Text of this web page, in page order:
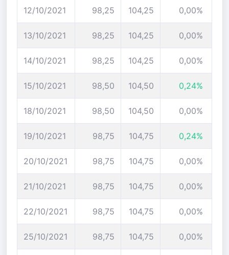
12/10/2021 98,25 104,25 0,00%
13/10/2021 98,25 104,25 0,00%
14/10/2021 98,25 104,25 0,00%
15/10/2021 98,50 104,50 0,24%
18/10/2021 98,50 104,50 0,00%
19/10/2021 98,75 104,75 0,24%
20/10/2021 98,75 104,75 0,00%
21/10/2021 98,75 104,75 0,00%
22/10/2021 98,75 104,75 0,00%
25/10/2021 98,75 104,75 0,00%